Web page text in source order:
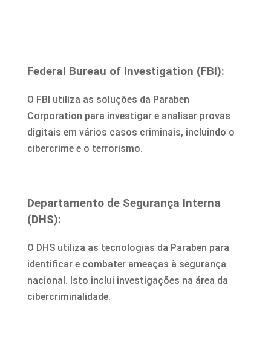
Federal Bureau of Investigation (FBI):
O FBI utiliza as soluções da Paraben
Corporation para investigar e analisar provas
digitais em vários casos criminais, incluindo o
cibercrime e o terrorismo.
Departamento de Segurança Interna
(DHS):
O DHS utiliza as tecnologias da Paraben para
identificar e combater ameaças à segurança
nacional. Isto inclui investigações na área da
cibercriminalidade.